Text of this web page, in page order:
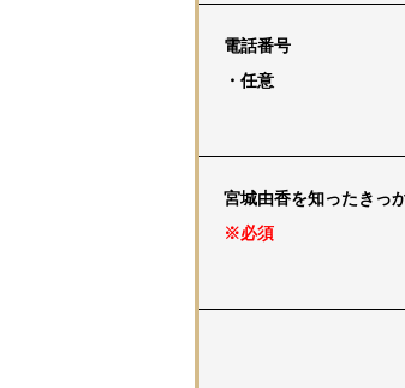
電話番号
・任意
宮城由香を知ったきっ
※必須